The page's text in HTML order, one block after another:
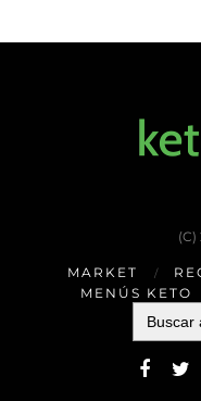
MARKET
MENÚS KETO
Buscar: